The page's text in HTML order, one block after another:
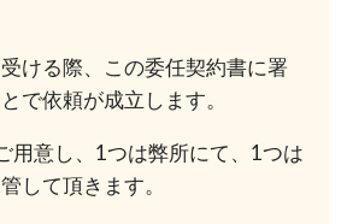
ける際、この委任契約書に署
で依頼が成立します。
用意し、1つは弊所にて、1つは
して頂きます。